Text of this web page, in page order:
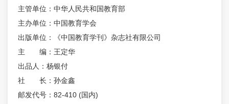
主管单位：中华人民共和国教育部
主办单位：中国教育学会
出版单位：《中国教育学刊》杂志社有限公司
主 编：王定华
出品人：杨银付
社 长：孙金鑫
邮发代号：82-410 (国内)